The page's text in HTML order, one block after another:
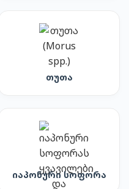
თუთა
იაპონური სოფორა